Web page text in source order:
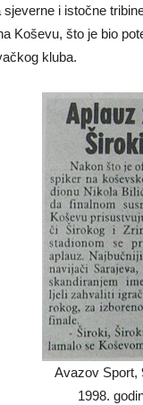
i istočne
Koševu, što je bio
kluba.
Avazov Sport,
1998.